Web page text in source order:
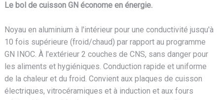
Le bol de cuisson GN économe en énergie.
Noyau en aluminium à l'intérieur pour une conductivité jusqu'à
10 fois supérieure (froid/chaud) par rapport au programme
GN INOC. À l'extérieur 2 couches de CNS, sans danger pour
les aliments et hygiéniques. Conduction rapide et uniforme
de la chaleur et du froid. Convient aux plaques de cuisson
électriques, vitrocéramiques et à induction et aux fours